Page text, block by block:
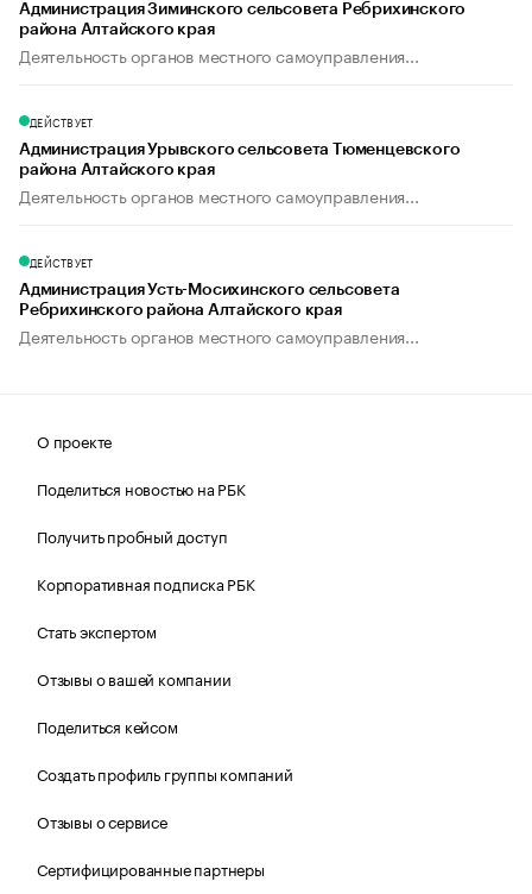
Администрация Зиминского сельсовета Ребрихинского
района Алтайского края
Деятельность органов местного самоуправления...
ДЕЙСТВУЕТ
Администрация Урывского сельсовета Тюменцевского
района Алтайского края
Деятельность органов местного самоуправления...
ДЕЙСТВУЕТ
Администрация Усть-Мосихинского сельсовета
Ребрихинского района Алтайского края
Деятельность органов местного самоуправления...
О проекте
Поделиться новостью на РБК
Получить пробный доступ
Корпоративная подписка РБК
Стать экспертом
Отзывы о вашей компании
Поделиться кейсом
Создать профиль группы компаний
Отзывы о сервисе
Сертифицированные партнеры